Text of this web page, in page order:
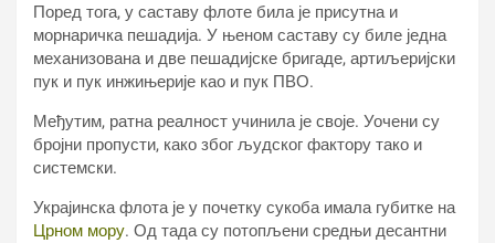
Поред тога, у саставу флоте била је присутна и
морнаричка пешадија. У њеном саставу су биле једна
механизована и две пешадијске бригаде, артиљеријски
пук и пук инжињерије као и пук ПВО.
Међутим, ратна реалност учинила је своје. Уочени су
бројни пропусти, како због људског фактору тако и
системски.
Украјинска флота је у почетку сукоба имала губитке на
Црном мору. Од тада су потопљени средњи десантни